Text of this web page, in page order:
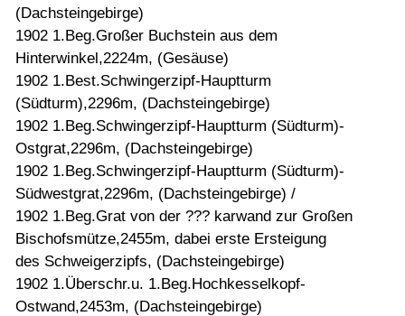
(Dachsteingebirge)
1902 1.Beg.Großer Buchstein aus dem
Hinterwinkel,2224m, (Gesäuse)
1902 1.Best.Schwingerzipf-Hauptturm
(Südturm),2296m, (Dachsteingebirge)
1902 1.Beg.Schwingerzipf-Hauptturm (Südturm)-
Ostgrat,2296m, (Dachsteingebirge)
1902 1.Beg.Schwingerzipf-Hauptturm (Südturm)-
Südwestgrat,2296m, (Dachsteingebirge) /
1902 1.Beg.Grat von der ??? karwand zur Großen
Bischofsmütze,2455m, dabei erste Ersteigung
des Schweigerzipfs, (Dachsteingebirge)
1902 1.Überschr.u. 1.Beg.Hochkesselkopf-
Ostwand,2453m, (Dachsteingebirge)